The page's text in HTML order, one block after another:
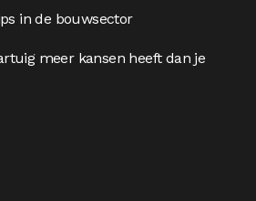
in de bouwsector
meer kansen heeft dan je